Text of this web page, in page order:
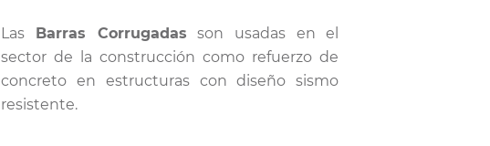
Las Barras Corrugadas son usadas en el
sector de la construcción como refuerzo de
concreto en estructuras con diseño sismo
resistente.